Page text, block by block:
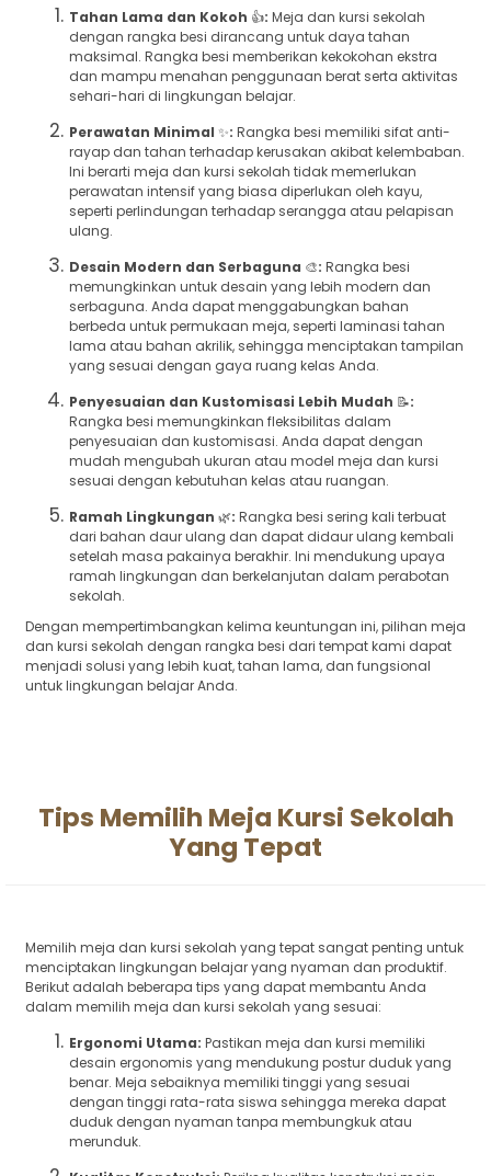
Tahan Lama dan Kokoh 👍: Meja dan kursi sekolah
dengan rangka besi dirancang untuk daya tahan
maksimal. Rangka besi memberikan kekokohan ekstra
dan mampu menahan penggunaan berat serta aktivitas
sehari-hari di lingkungan belajar.
Perawatan Minimal ✨: Rangka besi memiliki sifat anti-
rayap dan tahan terhadap kerusakan akibat kelembaban.
Ini berarti meja dan kursi sekolah tidak memerlukan
perawatan intensif yang biasa diperlukan oleh kayu,
seperti perlindungan terhadap serangga atau pelapisan
ulang.
Desain Modern dan Serbaguna 🎨: Rangka besi
memungkinkan untuk desain yang lebih modern dan
serbaguna. Anda dapat menggabungkan bahan
berbeda untuk permukaan meja, seperti laminasi tahan
lama atau bahan akrilik, sehingga menciptakan tampilan
yang sesuai dengan gaya ruang kelas Anda.
Penyesuaian dan Kustomisasi Lebih Mudah 📝:
Rangka besi memungkinkan fleksibilitas dalam
penyesuaian dan kustomisasi. Anda dapat dengan
mudah mengubah ukuran atau model meja dan kursi
sesuai dengan kebutuhan kelas atau ruangan.
Ramah Lingkungan 🌿: Rangka besi sering kali terbuat
dari bahan daur ulang dan dapat didaur ulang kembali
setelah masa pakainya berakhir. Ini mendukung upaya
ramah lingkungan dan berkelanjutan dalam perabotan
sekolah.
Dengan mempertimbangkan kelima keuntungan ini, pilihan meja
dan kursi sekolah dengan rangka besi dari tempat kami dapat
menjadi solusi yang lebih kuat, tahan lama, dan fungsional
untuk lingkungan belajar Anda.
Tips Memilih Meja Kursi Sekolah
Yang Tepat
Memilih meja dan kursi sekolah yang tepat sangat penting untuk
menciptakan lingkungan belajar yang nyaman dan produktif.
Berikut adalah beberapa tips yang dapat membantu Anda
dalam memilih meja dan kursi sekolah yang sesuai:
Ergonomi Utama: Pastikan meja dan kursi memiliki
desain ergonomis yang mendukung postur duduk yang
benar. Meja sebaiknya memiliki tinggi yang sesuai
dengan tinggi rata-rata siswa sehingga mereka dapat
duduk dengan nyaman tanpa membungkuk atau
merunduk.